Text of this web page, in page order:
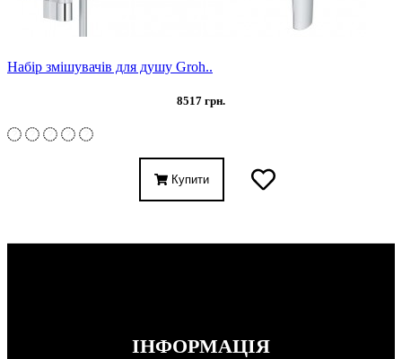
Набір змішувачів для душу Groh..
8517 грн.
Купити
ІНФОРМАЦІЯ